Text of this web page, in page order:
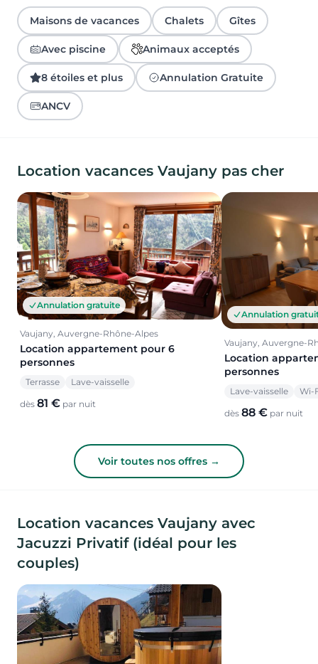
Maisons de vacances Chalets Gîtes
Avec piscine Animaux acceptés
8 étoiles et plus Annulation Gratuite
ANCV
Location vacances Vaujany pas cher
Annulation gratuite
Vaujany, Auvergne-Rhône-Alpes
Location appartement pour 6
personnes
Terrasse Lave-vaisselle
dès 81 € par nuit
Annulation
Vaujany, Auvergne-
Location
personnes
Lave-vaisselle Wi-
dès 88 € par nuit
Voir toutes nos offres →
Location vacances Vaujany avec
Jacuzzi Privatif (idéal pour les
couples)